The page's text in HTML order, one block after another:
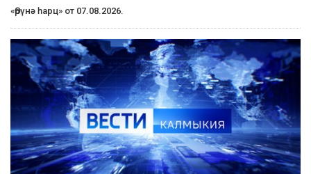
«Өрүнә һарц» от 07.08.2026.